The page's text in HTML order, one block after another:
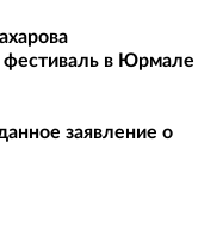
фестиваль в Юрмале
заявление о